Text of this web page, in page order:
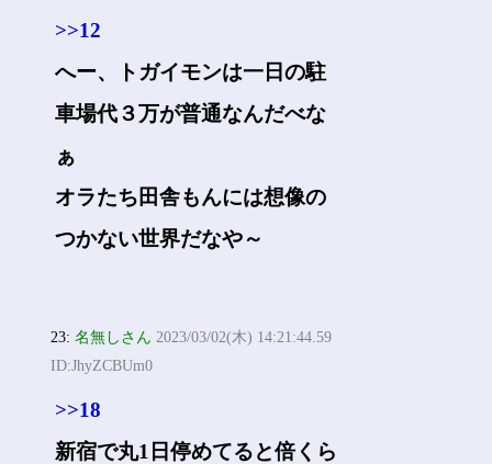
>>12
へー、トガイモンは一日の駐
車場代３万が普通なんだべな
ぁ
オラたち田舎もんには想像の
つかない世界だなや～
23:名無しさん 2023/03/02(木) 14:21:44.59
ID:JhyZCBUm0
>>18
新宿で丸1日停めてると倍くら